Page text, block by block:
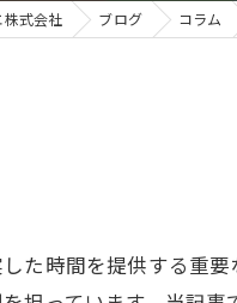
式会社 ブログ コラム
た時間を提供する重